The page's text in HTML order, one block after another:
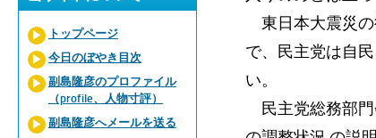
東日本大震災の
で、民主党は自
い。
民主党総務部門
トップページ
今日のぼやき目次
副島隆彦のプロファイル
（profile、人物寸評）
副島隆彦へメールを送る